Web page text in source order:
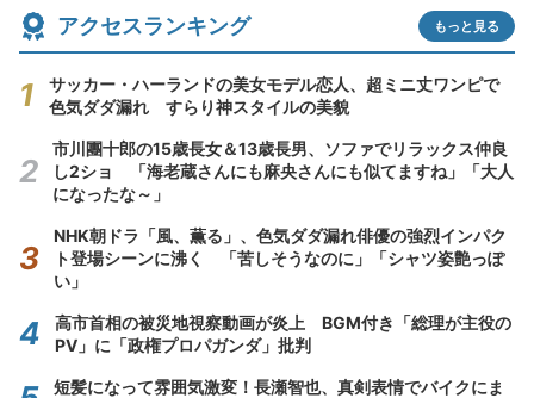
アクセスランキング もっと見る
サッカー・ハーランドの美女モデル恋人、超ミニ丈ワンピで
色気ダダ漏れ すらり神スタイルの美貌
市川團十郎の15歳長女＆13歳長男、ソファでリラックス仲良
し2ショ 「海老蔵さんにも麻央さんにも似てますね」「大人
になったな～」
NHK朝ドラ「風、薫る」、色気ダダ漏れ俳優の強烈インパク
ト登場シーンに沸く 「苦しそうなのに」「シャツ姿艶っぽ
い」
高市首相の被災地視察動画が炎上 BGM付き「総理が主役の
PV」に「政権プロパガンダ」批判
短髪になって雰囲気激変！長瀬智也、真剣表情でバイクにま